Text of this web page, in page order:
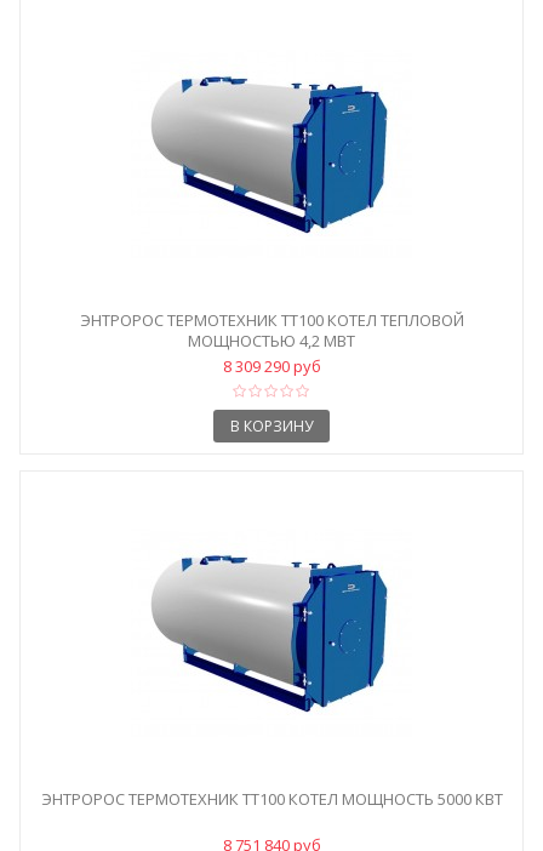
ЭНТРОРОС ТЕРМОТЕХНИК ТТ100 КОТЕЛ ТЕПЛОВОЙ
МОЩНОСТЬЮ 4,2 МВТ
8 309 290 руб
В КОРЗИНУ
ЭНТРОРОС ТЕРМОТЕХНИК ТТ100 КОТЕЛ МОЩНОСТЬ 5000 КВТ
8 751 840 руб